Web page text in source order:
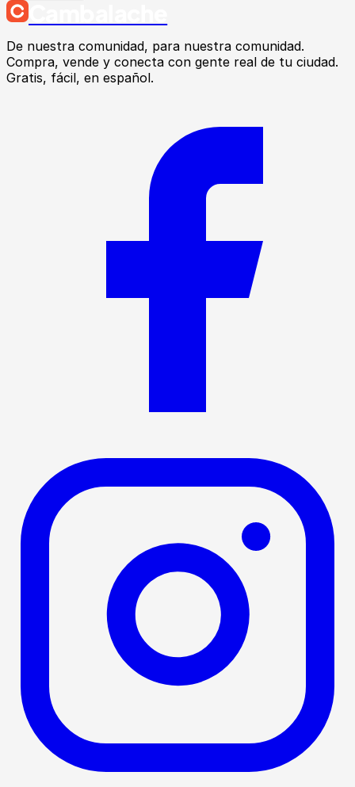
De nuestra comunidad, para nuestra comunidad.
Compra, vende y conecta con gente real de tu ciudad.
Gratis, fácil, en español.